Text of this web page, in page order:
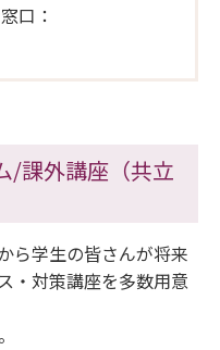
口：
/課外講座（共立
ら学生の皆さんが将来
・対策講座を多数用意